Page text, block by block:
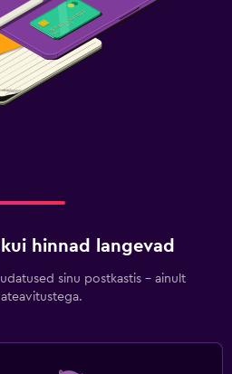
hinnad langevad
sinu postkastis – ainult